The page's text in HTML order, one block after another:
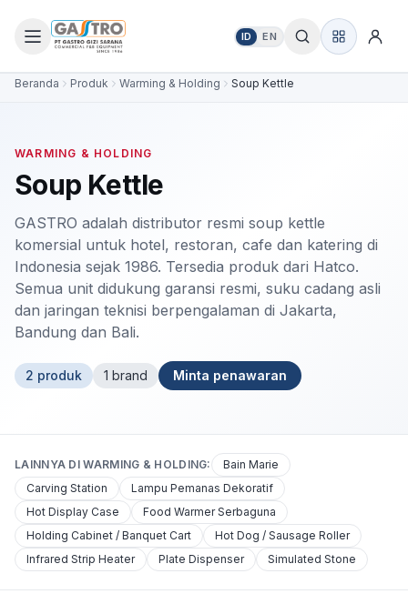
ID EN
Beranda Produk Warming & Holding Soup Kettle
WARMING & HOLDING
Soup Kettle
GASTRO adalah distributor resmi soup kettle
komersial untuk hotel, restoran, cafe dan katering di
Indonesia sejak 1986. Tersedia produk dari Hatco.
Semua unit didukung garansi resmi, suku cadang asli
dan jaringan teknisi berpengalaman di Jakarta,
Bandung dan Bali.
2 produk 1 brand Minta penawaran
LAINNYA DI WARMING & HOLDING:
Bain Marie
Carving Station
Lampu Pemanas Dekoratif
Hot Display Case
Food Warmer Serbaguna
Holding Cabinet / Banquet Cart
Hot Dog / Sausage Roller
Infrared Strip Heater
Plate Dispenser Simulated Stone